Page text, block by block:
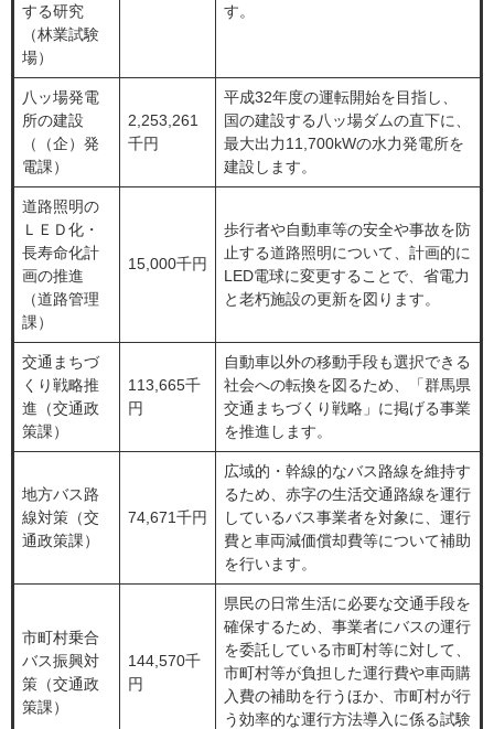
する研究
（林業試験
場）
す。
八ッ場発電
所の建設
（（企）発
電課）
2,253,261
千円
平成32年度の運転開始を目指し、
国の建設する八ッ場ダムの直下に、
最大出力11,700kWの水力発電所を
建設します。
道路照明の
ＬＥＤ化・
長寿命化計
画の推進
（道路管理
課）
15,000千円
歩行者や自動車等の安全や事故を防
止する道路照明について、計画的に
LED電球に変更することで、省電力
と老朽施設の更新を図ります。
交通まちづ
くり戦略推
進（交通政
策課）
113,665千
円
自動車以外の移動手段も選択できる
社会への転換を図るため、「群馬県
交通まちづくり戦略」に掲げる事業
を推進します。
地方バス路
線対策（交
通政策課）
74,671千円
広域的・幹線的なバス路線を維持す
るため、赤字の生活交通路線を運行
しているバス事業者を対象に、運行
費と車両減価償却費等について補助
を行います。
市町村乗合
バス振興対
策（交通政
策課）
144,570千
円
県民の日常生活に必要な交通手段を
確保するため、事業者にバスの運行
を委託している市町村等に対して、
市町村等が負担した運行費や車両購
入費の補助を行うほか、市町村が行
う効率的な運行方法導入に係る試験